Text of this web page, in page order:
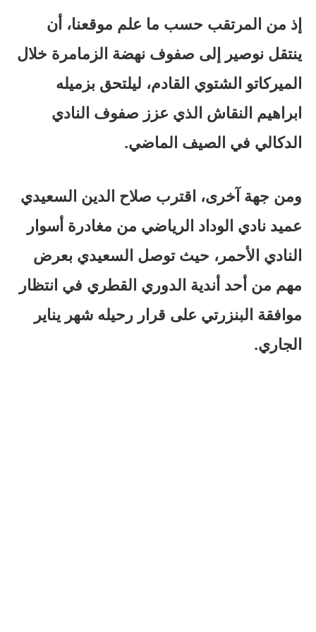
إذ من المرتقب حسب ما علم موقعنا، أن
ينتقل نوصير إلى صفوف نهضة الزمامرة خلال
الميركاتو الشتوي القادم، ليلتحق بزميله
ابراهيم النقاش الذي عزز صفوف النادي
الدكالي في الصيف الماضي.
ومن جهة آخرى، اقترب صلاح الدين السعيدي
عميد نادي الوداد الرياضي من مغادرة أسوار
النادي الأحمر، حيث توصل السعيدي بعرض
مهم من أحد أندية الدوري القطري في انتظار
موافقة البنزرتي على قرار رحيله شهر يناير
الجاري.